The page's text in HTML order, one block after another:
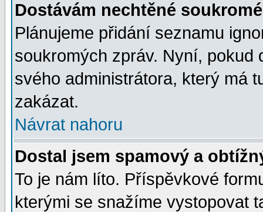
Dostávám nechtěné
Plánujeme přidání seznamu
soukromých zpráv. Nyní, pokud
svého administrátora, který má
zakázat.
Návrat nahoru
Dostal jsem spamový a
To je nám líto. Příspěvkové
kterými se snažíme vystopovat